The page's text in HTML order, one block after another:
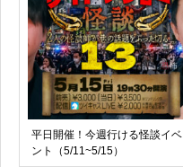
平日開催！今週行ける怪談イベ
ント（5/11~5/15）